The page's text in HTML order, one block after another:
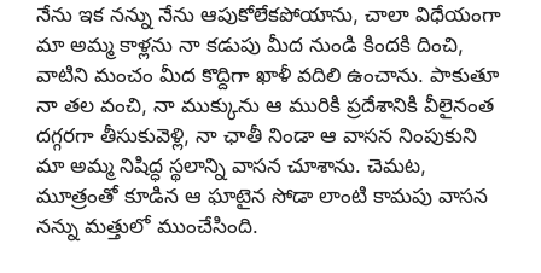
నేను ఇక నన్ను నేను ఆపుకోలేకపోయాను, చాలా విధేయంగా
మా అమ్మ కాళ్లను నా కడుపు మీద నుండి కిందకి దించి,
వాటిని మంచం మీద కొద్దిగా ఖాళీ వదిలి ఉంచాను. పాకుతూ
నా తల వంచి, నా ముక్కును ఆ మురికి ప్రదేశానికి వీలైనంత
దగ్గరగా తీసుకువెళ్లి, నా ఛాతీ నిండా ఆ వాసన నింపుకుని
మా అమ్మ నిషిద్ధ స్థలాన్ని వాసన చూశాను. చెమట,
మూత్రంతో కూడిన ఆ ఘాటైన సోడా లాంటి కామపు వాసన
నన్ను మత్తులో ముంచేసింది.